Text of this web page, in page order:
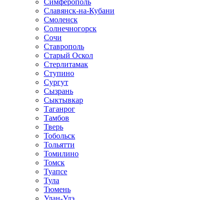
Симферополь
Славянск-на-Кубани
Смоленск
Солнечногорск
Сочи
Ставрополь
Старый Оскол
Стерлитамак
Ступино
Сургут
Сызрань
Сыктывкар
Таганрог
Тамбов
Тверь
Тобольск
Тольятти
Томилино
Томск
Туапсе
Тула
Тюмень
Улан-Удэ